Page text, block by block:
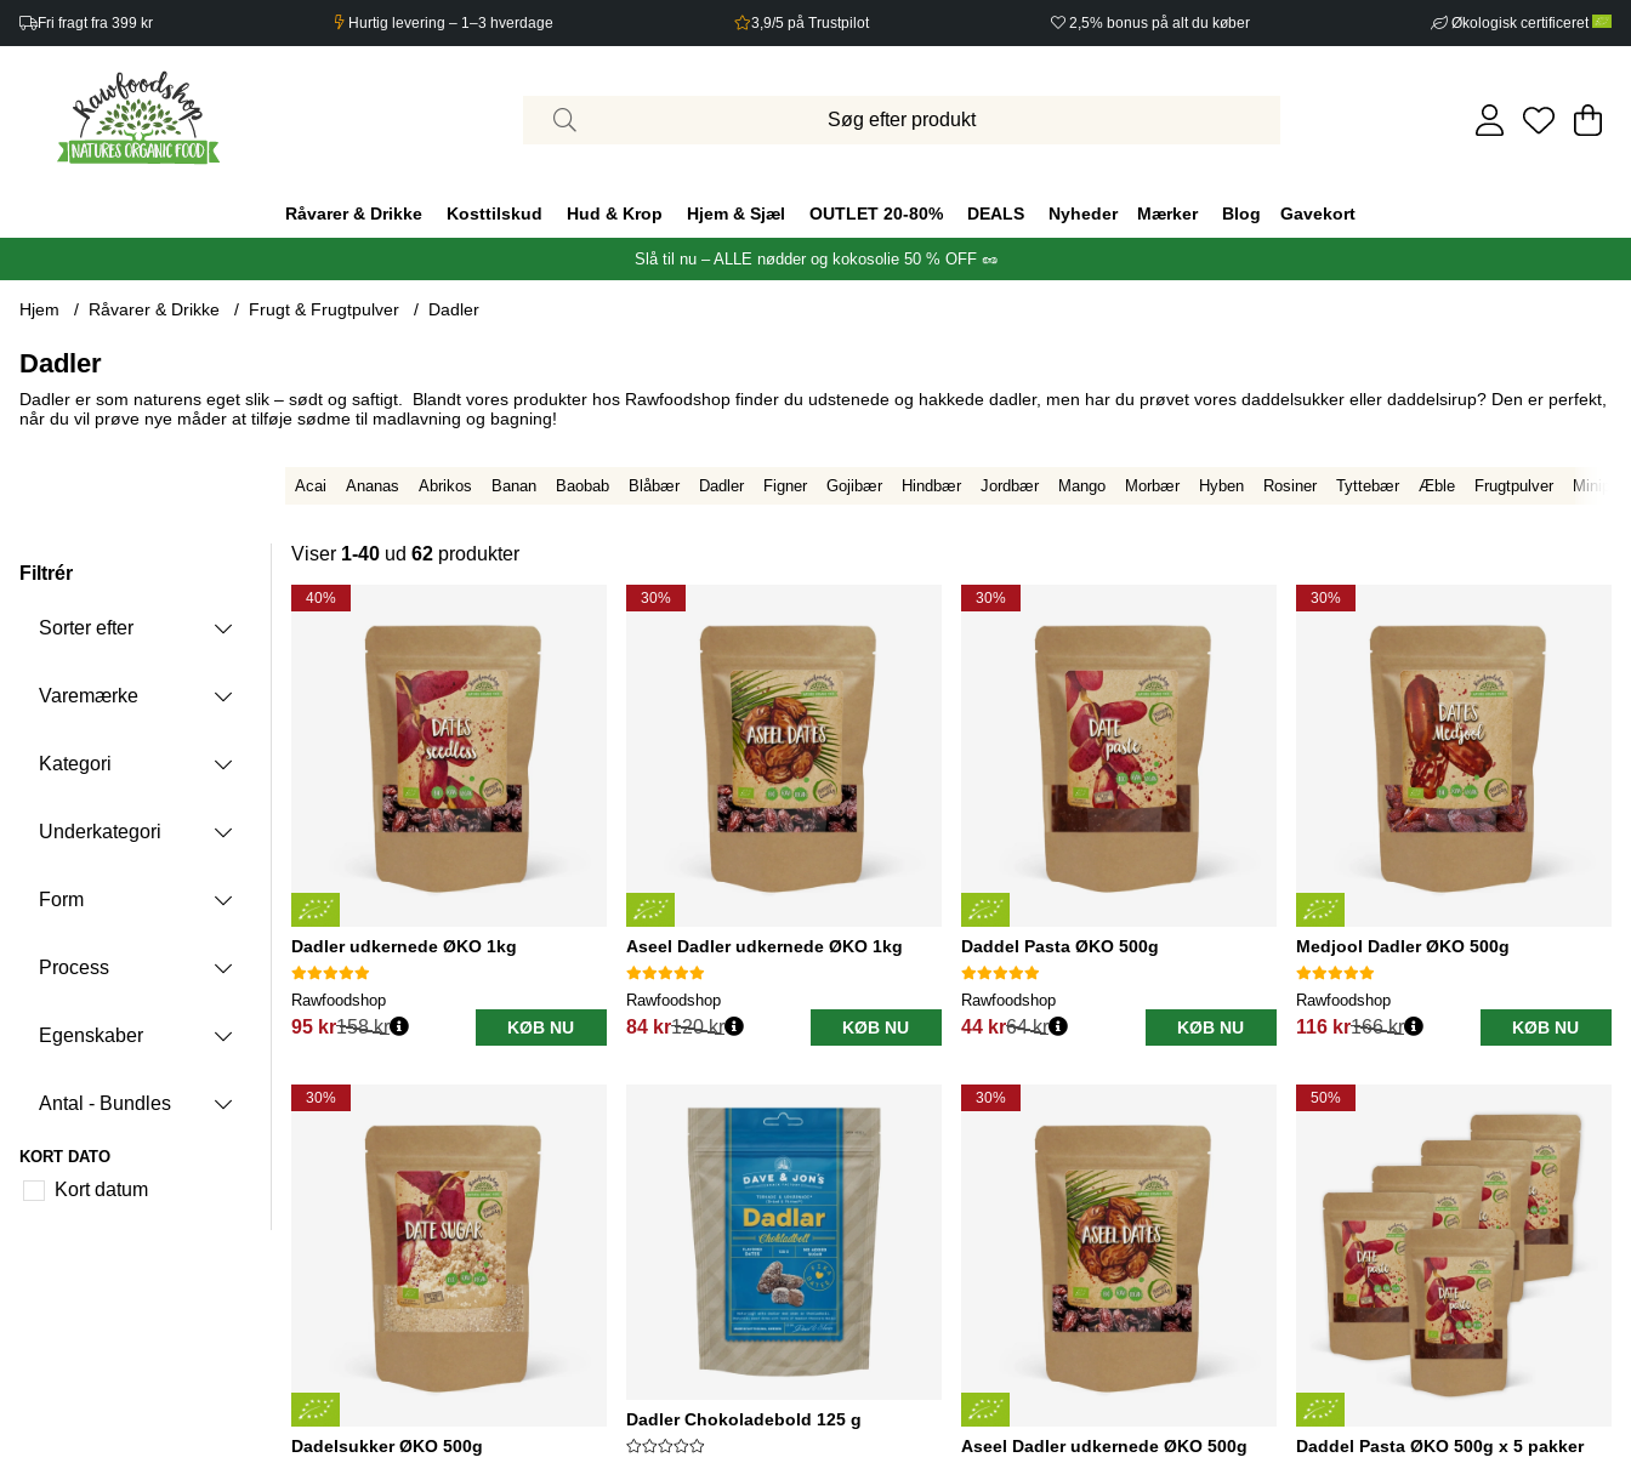
Fri fragt fra 399 kr Hurtig levering – 1–3 hverdage 3,9/5 på Trustpilot 2,5% bonus på alt du køber Økologisk certificeret
.
Råvarer & Drikke Kosttilskud Hud & Krop Hjem & Sjæl OUTLET 20-80% DEALS Nyheder Mærker Blog Gavekort
Slå til nu – ALLE nødder og kokosolie 50 % OFF 🥜
Hjem Råvarer & Drikke Frugt & Frugtpulver Dadler
Dadler
Dadler er som naturens eget slik – sødt og saftigt. Blandt vores produkter hos Rawfoodshop finder du udstenede og hakkede dadler, men har du prøvet vores daddelsukker eller daddelsirup? Den er perfekt,
når du vil prøve nye måder at tilføje sødme til madlavning og bagning!
Acai Ananas Abrikos Banan Baobab Blåbær Dadler Figner Gojibær Hindbær Jordbær Mango Morbær Hyben Rosiner Tyttebær Æble Frugtpulver
Filtrér
Sorter efter
Varemærke
Kategori
Underkategori
Form
Process
Egenskaber
Antal - Bundles
KORT DATO
Kort datum
Viser 1-40 ud 62 produkter
Produkter
40%
Dadler udkernede ØKO 1kg
Rawfoodshop
95 kr
Normalpris:
158 kr KØB NU
30%
Aseel Dadler udkernede ØKO 1kg
Rawfoodshop
84 kr
Normalpris:
120 kr KØB NU
30%
Daddel Pasta ØKO 500g
Rawfoodshop
44 kr
Normalpris:
64 kr KØB NU
30%
Medjool Dadler ØKO 500g
Rawfoodshop
116 kr
Normalpris:
166 kr KØB NU
30%
Dadelsukker ØKO 500g
Dadler Chokoladebold 125 g
30%
Aseel Dadler udkernede ØKO 500g
50%
Daddel Pasta ØKO 500g x 5 pakker